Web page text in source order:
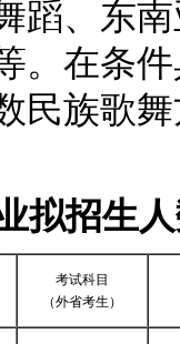
蹈、东
。在条
民族歌
拟招生
考试科目
（外省考生）